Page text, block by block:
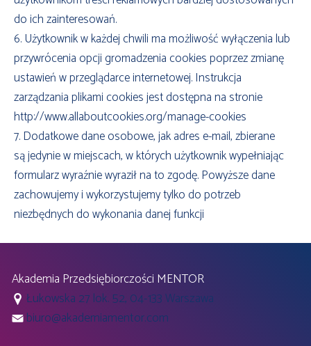
do ich zainteresowań.
6. Użytkownik w każdej chwili ma możliwość wyłączenia lub
przywrócenia opcji gromadzenia cookies poprzez zmianę
ustawień w przeglądarce internetowej. Instrukcja
zarządzania plikami cookies jest dostępna na stronie
http://www.allaboutcookies.org/manage-cookies
7. Dodatkowe dane osobowe, jak adres e-mail, zbierane
są jedynie w miejscach, w których użytkownik wypełniając
formularz wyraźnie wyraził na to zgodę. Powyższe dane
zachowujemy i wykorzystujemy tylko do potrzeb
niezbędnych do wykonania danej funkcji
Akademia Przedsiębiorczości MENTOR
Łukowska 27 lok. 52, 04-133 Warszawa
biuro@akademiamentor.com